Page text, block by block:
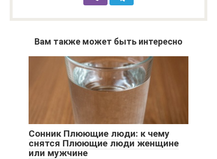
Вам также может быть интересно
Сонник Плюющие люди: к чему
снятся Плюющие люди женщине
или мужчине